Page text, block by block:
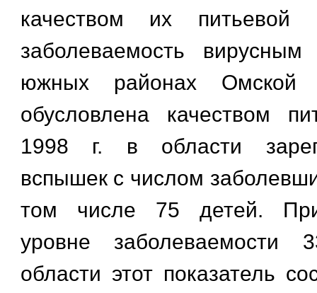
качеством их питьевой
заболеваемость
южных районах Омской
обусловлена качеством
1998 г. в области
вспышек с числом
том числе 75 детей.
уровне заболеваемости
области этот показатель